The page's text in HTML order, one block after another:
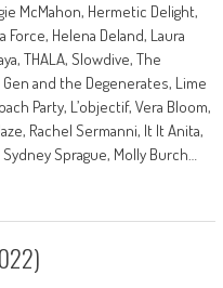
McMahon, Hermetic Delight,
Force, Helena Deland, Laura
THALA, Slowdive, The
and the Degenerates, Lime
Party, L’objectif, Vera Bloom,
Rachel Sermanni, It It Anita,
Sprague, Molly Burch…